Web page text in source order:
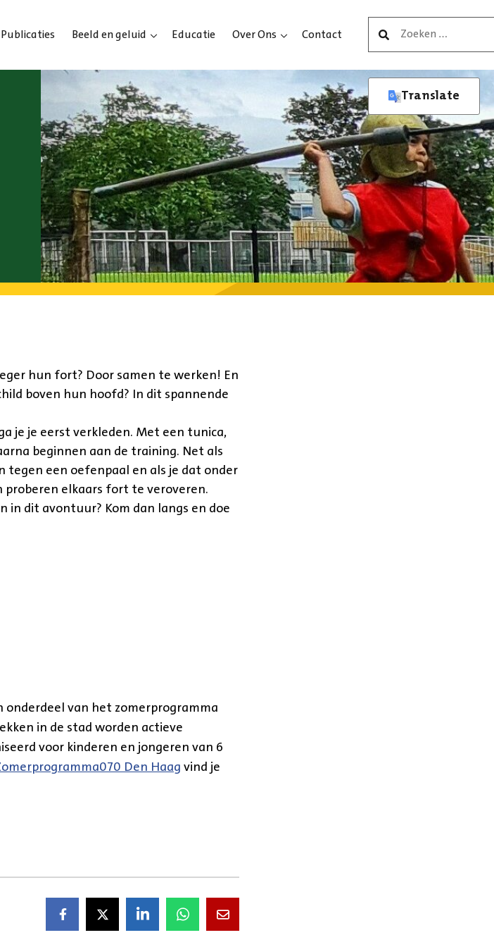
Publicaties Beeld en geluid Educatie Over Ons Contact
Zoeken
naar:
Translate
hun fort? Door samen te werken! En
boven hun hoofd? In dit spannende
je je eerst verkleden. Met een tunica,
beginnen aan de training. Net als
tegen een oefenpaal en als je dat onder
proberen elkaars fort te veroveren.
in dit avontuur? Kom dan langs en doe
van het zomerprogramma
in de stad worden actieve
voor kinderen en jongeren van 6
Den Haag vind je